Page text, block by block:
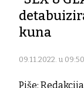
kuna
09.11.2022. u 09:50
Piše: Redakcija